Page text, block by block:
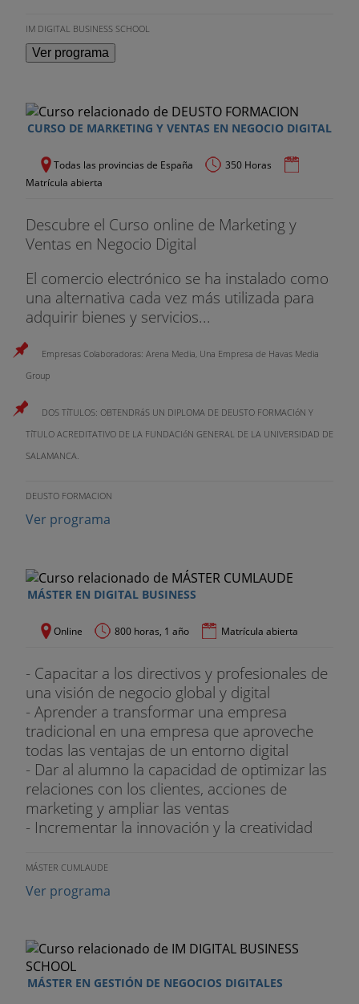
IM DIGITAL BUSINESS SCHOOL
Ver programa
CURSO DE MARKETING Y VENTAS EN NEGOCIO DIGITAL
Todas las provincias de España
350 Horas
Matrícula abierta
Descubre el Curso online de Marketing y
Ventas en Negocio Digital
El comercio electrónico se ha instalado como
una alternativa cada vez más utilizada para
adquirir bienes y servicios...
Empresas Colaboradoras: Arena Media, Una Empresa de Havas Media
Group
DOS TíTULOS: OBTENDRáS UN DIPLOMA DE DEUSTO FORMACIóN Y
TíTULO ACREDITATIVO DE LA FUNDACIóN GENERAL DE LA UNIVERSIDAD DE
SALAMANCA.
DEUSTO FORMACION
Ver programa
MÁSTER EN DIGITAL BUSINESS
Online 800 horas, 1 año Matrícula abierta
- Capacitar a los directivos y profesionales de
una visión de negocio global y digital
- Aprender a transformar una empresa
tradicional en una empresa que aproveche
todas las ventajas de un entorno digital
- Dar al alumno la capacidad de optimizar las
relaciones con los clientes, acciones de
marketing y ampliar las ventas
- Incrementar la innovación y la creatividad
MÁSTER CUMLAUDE
Ver programa
MÁSTER EN GESTIÓN DE NEGOCIOS DIGITALES